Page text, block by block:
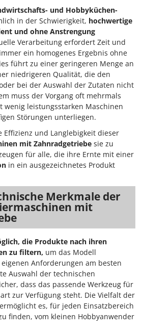
und Hobbyküchen-
in der Schwierigkeit, hochwertige
und ohne Anstrengung
Verarbeitung erfordert Zeit und
ein homogenes Ergebnis ohne
führt zu einer geringeren Menge an
niedrigeren Qualität, die den
bei der Auswahl der Zutaten nicht
muss der Vorgang oft mehrmals
leistungsstarken Maschinen
Störungen unterliegen.
Effizienz und Langlebigkeit dieser
mit Zahnradgetriebe sie zu
für alle, die ihre Ernte mit einer
in ein ausgezeichnetes Produkt
Merkmale der
mit
die Produkte nach ihren
zu filtern, um das Modell
Anforderungen am besten
Auswahl der technischen
dass das passende Werkzeug für
zur Verfügung steht. Die Vielfalt der
es, für jeden Einsatzbereich
finden, vom kleinen Hobbyanwender